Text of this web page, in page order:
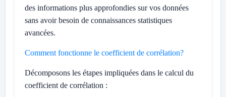
des informations plus approfondies sur vos données
sans avoir besoin de connaissances statistiques
avancées.
Comment fonctionne le coefficient de corrélation?
Décomposons les étapes impliquées dans le calcul du
coefficient de corrélation :